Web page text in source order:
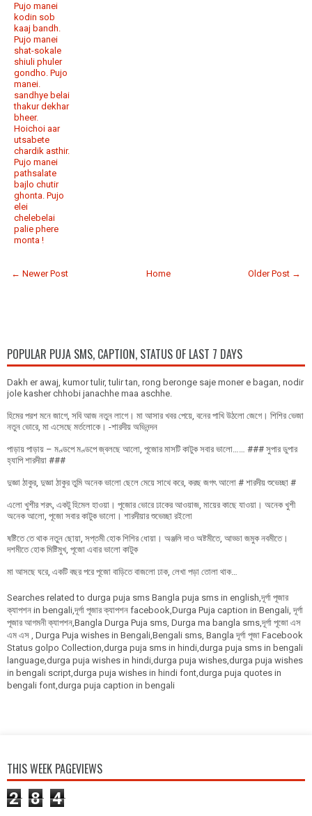
Pujo manei
kodin sob
kaaj bandh.
Pujo manei
shat-sokale
shiuli phuler
gondho. Pujo
manei.
sandhye belai
thakur dekhar
bheer.
Hoichoi aar
utsabete
chardik asthir.
Pujo manei
pathsalate
bajlo chutir
ghonta. Pujo
elei
chelebelai
palie phere
monta !
← Newer Post Older Post →
Home
POPULAR PUJA SMS, CAPTION, STATUS OF LAST 7 DAYS
Dakh er awaj, kumor tulir, tulir tan, rong beronge saje moner e bagan, nodir
jole kasher chhobi janachhe maa aschhe.
হিমের পরশ মনে জাগে, সবি আজ নতুন লাগে। মা আসার খবর পেয়ে, বনের পাখি উঠলো জেগে। শিশির ভেজা
নতুন ভোরে, মা এসেছে মর্তলোকে। -শারদীয় অভিনন্দন
পাড়ায় পাড়ায় – মণ্ডপে মণ্ডপে জ্বলছে আলো, পূজোর মাসটি কাটুক সবার ভালো…… ### সুপার ডুপার
হ্যাপি শারদীয়া ###
দুজ্ঞা ঠাকুর, দুজ্ঞা ঠাকুর তুমি অনেক ভালো ছেলে মেয়ে সাথে করে, করছ জগৎ আলো # শারদীয় শুভেচ্ছা #
এলো খুশীর শরৎ, একটু হিমেল হাওয়া। পূজোর ভোরে ঢাকের আওয়াজ, মায়ের কাছে যাওয়া। অনেক খুশী
অনেক আলো, পূজো সবার কাটুক ভালো। শারদীয়ার শুভেচ্ছা রইলো
ষষ্টিতে তে থাক নতুন ছোয়া, সপ্তমী হোক শিশির ধোয়া। অঞ্জলি দাও অষ্টমীতে, আড্ডা জমুক নবমীতে।
দশমীতে হোক মিষ্টিমুখ, পূজো এবার ভালো কাটুক
মা আসছে ঘরে, একটি বছর পরে পূজো বাড়িতে বাজলো ঢাক, লেখা পড়া তোলা থাক…
Searches related to durga puja sms Bangla puja sms in english,দূর্গা পূজার
ক্যাপশন in bengali,দূর্গা পূজার ক্যাপশন facebook,Durga Puja caption in Bengali, দূর্গা
পূজার আগমনী ক্যাপশন,Bangla Durga Puja sms, Durga ma bangla sms,দূর্গা পূজো এস
এম এস , Durga Puja wishes in Bengali,Bengali sms, Bangla দূর্গা পূজা Facebook
Status golpo Collection,durga puja sms in hindi,durga puja sms in bengali
language,durga puja wishes in hindi,durga puja wishes,durga puja wishes
in bengali script,durga puja wishes in hindi font,durga puja quotes in
bengali font,durga puja caption in bengali
THIS WEEK PAGEVIEWS
2 8 4